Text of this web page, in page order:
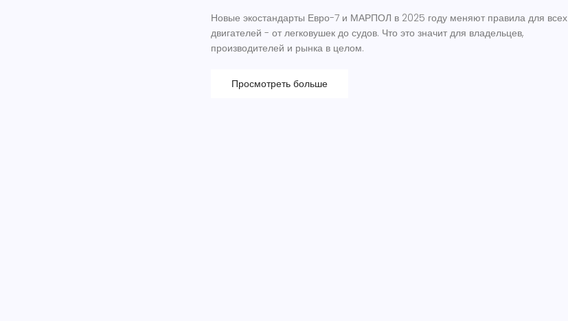
Новые экостандарты Евро-7 и МАРПОЛ в 2025 году меняют правила для всех
двигателей - от легковушек до судов. Что это значит для владельцев,
производителей и рынка в целом.
Просмотреть больше